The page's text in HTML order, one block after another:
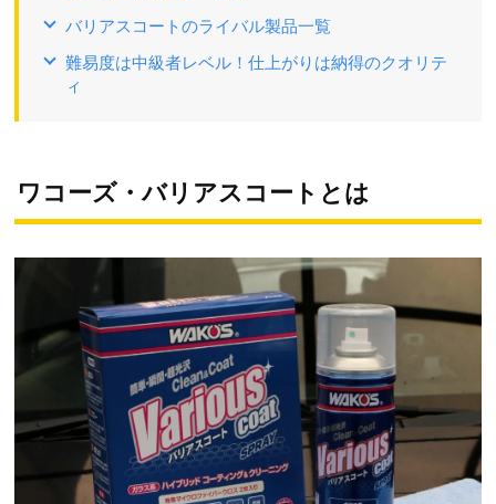
バリアスコートのライバル製品一覧
難易度は中級者レベル！仕上がりは納得のクオリテ
ィ
ワコーズ・バリアスコートとは